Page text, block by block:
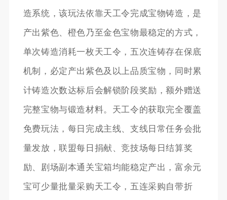
造系统，该玩法依靠天工令完成宝物铸造，是
产出紫色、橙色乃至金色宝物最稳定的方式，
单次铸造消耗一枚天工令，五次连铸存在保底
机制，必定产出紫色及以上品质宝物，同时累
计铸造次数达标后会解锁阶段奖励，额外赠送
完整宝物与锻造材料。天工令的获取完全覆盖
免费玩法，每日完成主线、支线日常任务会批
量发放，联盟每日捐献、竞技场每日结算奖
励、剧场副本通关宝箱均能稳定产出，富余元
宝可少量批量采购天工令，五连采购自带折